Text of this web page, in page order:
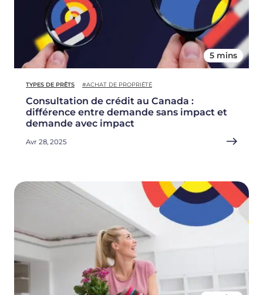
5 mins
TYPES DE PRÊTS #ACHAT DE PROPRIÉTÉ
Consultation de crédit au Canada :
différence entre demande sans impact et
demande avec impact
Avr 28, 2025